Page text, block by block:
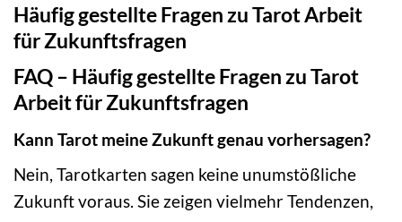
Häufig gestellte Fragen zu Tarot Arbeit
für Zukunftsfragen
FAQ – Häufig gestellte Fragen zu Tarot
Arbeit für Zukunftsfragen
Kann Tarot meine Zukunft genau vorhersagen?
Nein, Tarotkarten sagen keine unumstößliche
Zukunft voraus. Sie zeigen vielmehr Tendenzen,